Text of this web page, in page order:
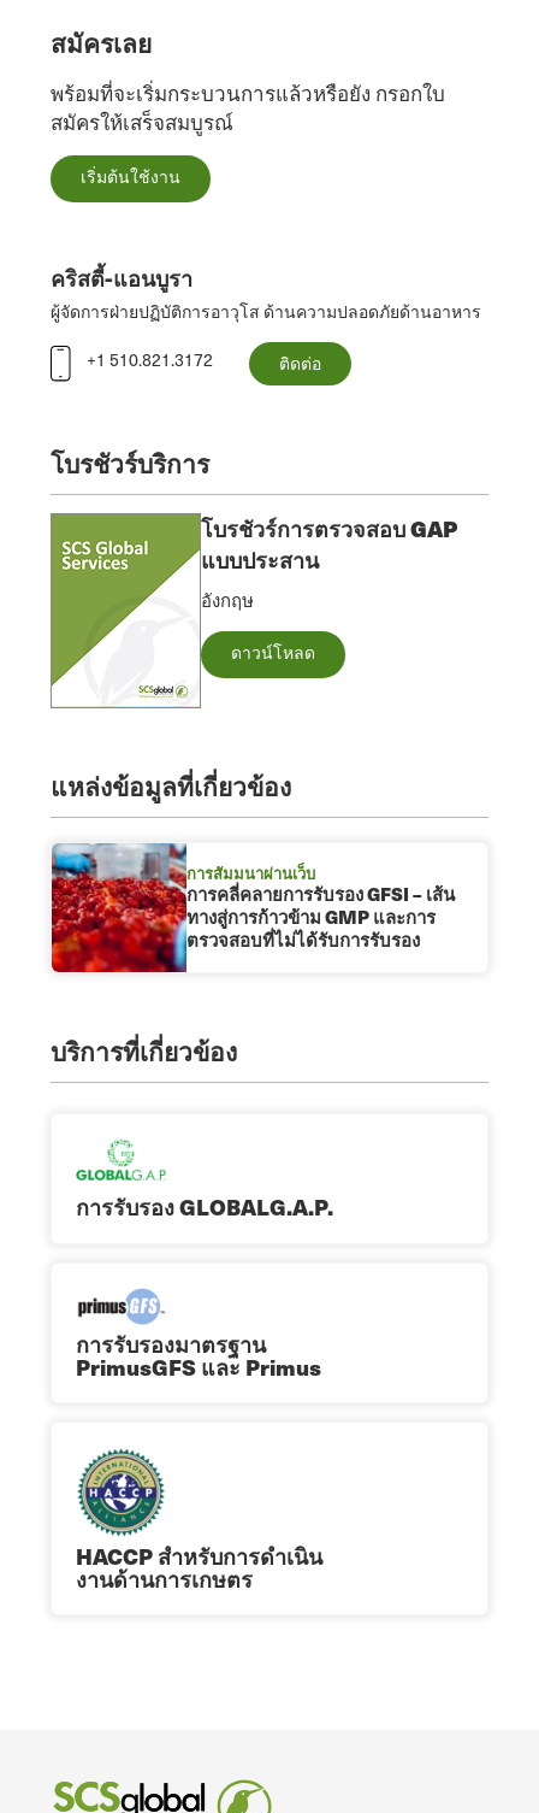
สมัครเลย
พร้อมที่จะเริ่มกระบวนการแล้วหรือยัง กรอกใบ
สมัครให้เสร็จสมบูรณ์
เริ่มต้นใช้งาน
คริสตี้-แอนบูรา
ผู้จัดการฝ่ายปฏิบัติการอาวุโส ด้านความปลอดภัยด้านอาหาร
+1 510.821.3172
ติดต่อ
โบรชัวร์บริการ
โบรชัวร์การตรวจสอบ GAP
แบบประสาน
อังกฤษ
ดาวน์โหลด
แหล่งข้อมูลที่เกี่ยวข้อง
การสัมมนาผ่านเว็บ
การคลี่คลายการรับรอง GFSI – เส้น
ทางสู่การก้าวข้าม GMP และการ
ตรวจสอบที่ไม่ได้รับการรับรอง
บริการที่เกี่ยวข้อง
การรับรอง GLOBALG.A.P.
การรับรองมาตรฐาน
PrimusGFS และ Primus
HACCP สําหรับการดําเนิน
งานด้านการเกษตร